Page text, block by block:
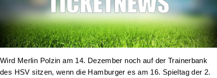
Wird Merlin Polzin am 14. Dezember noch auf der Trainerbank
des HSV sitzen, wenn die Hamburger es am 16. Spieltag der 2.